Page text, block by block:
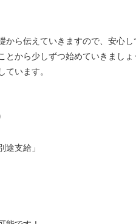
から伝えていきますので、安心
とから少しずつ始めていきましょ
います。
途支給」